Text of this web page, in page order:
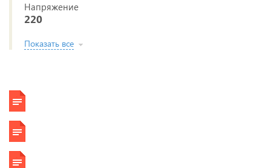
Напряжение
220
Показать все